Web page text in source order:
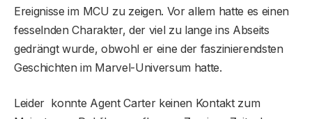
Ereignisse im MCU zu zeigen. Vor allem hatte es einen
fesselnden Charakter, der viel zu lange ins Abseits
gedrängt wurde, obwohl er eine der faszinierendsten
Geschichten im Marvel-Universum hatte.
Leider konnte Agent Carter keinen Kontakt zum